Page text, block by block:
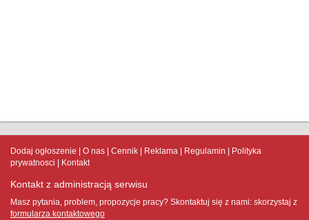
Dodaj ogłoszenie O nas Cennik Reklama Regulamin
Polityka
prywatnosci
Kontakt
Kontakt z administracją serwisu
Masz pytania, problem, propozycje pracy? Skontaktuj się z nami: skorzystaj z
formularza kontaktowego